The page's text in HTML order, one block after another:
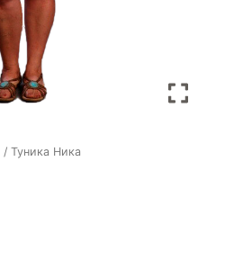
/ Туника Ника